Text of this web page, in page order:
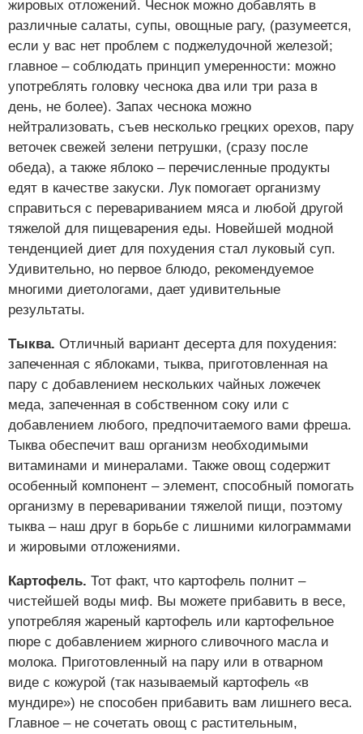
жировых отложений. Чеснок можно добавлять в
различные салаты, супы, овощные рагу, (разумеется,
если у вас нет проблем с поджелудочной железой;
главное – соблюдать принцип умеренности: можно
употреблять головку чеснока два или три раза в
день, не более). Запах чеснока можно
нейтрализовать, съев несколько грецких орехов, пару
веточек свежей зелени петрушки, (сразу после
обеда), а также яблоко – перечисленные продукты
едят в качестве закуски. Лук помогает организму
справиться с перевариванием мяса и любой другой
тяжелой для пищеварения еды. Новейшей модной
тенденцией диет для похудения стал луковый суп.
Удивительно, но первое блюдо, рекомендуемое
многими диетологами, дает удивительные
результаты.
Тыква. Отличный вариант десерта для похудения:
запеченная с яблоками, тыква, приготовленная на
пару с добавлением нескольких чайных ложечек
меда, запеченная в собственном соку или с
добавлением любого, предпочитаемого вами фреша.
Тыква обеспечит ваш организм необходимыми
витаминами и минералами. Также овощ содержит
особенный компонент – элемент, способный помогать
организму в переваривании тяжелой пищи, поэтому
тыква – наш друг в борьбе с лишними килограммами
и жировыми отложениями.
Картофель. Тот факт, что картофель полнит –
чистейшей воды миф. Вы можете прибавить в весе,
употребляя жареный картофель или картофельное
пюре с добавлением жирного сливочного масла и
молока. Приготовленный на пару или в отварном
виде с кожурой (так называемый картофель «в
мундире») не способен прибавить вам лишнего веса.
Главное – не сочетать овощ с растительным,